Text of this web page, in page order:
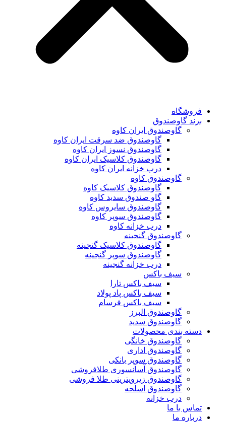
فروشگاه
برند گاوصندوق
گاوصندوق ایران کاوه
گاوصندوق ضد سرقت ایران کاوه
گاوصندوق نسوز ایران کاوه
گاوصندوق کلاسیک ایران کاوه
درب خزانه ایران کاوه
گاوصندوق کاوه
گاوصندوق کلاسیک کاوه
گاو صندوق سدید کاوه
گاوصندوق سایروس کاوه
گاوصندوق سوپر کاوه
درب خزانه کاوه
گاوصندوق گنجینه
گاوصندوق کلاسیک گنجینه
گاوصندوق سوپر گنجینه
درب خزانه گنجینه
سیف باکس
سیف باکس تارا
سیف باکس پاد پولاد
سیف باکس فرسام
گاوصندوق البرز
گاوصندوق سدید
دسته بندی محصولات
گاوصندوق خانگی
گاوصندوق اداری
گاوصندوق سوپر بانکی
گاوصندوق آسانسوری طلافروشی
گاوصندوق زیرویترینی طلا فروشی
گاوصندوق اسلحه
درب خزانه
تماس با ما
درباره ما